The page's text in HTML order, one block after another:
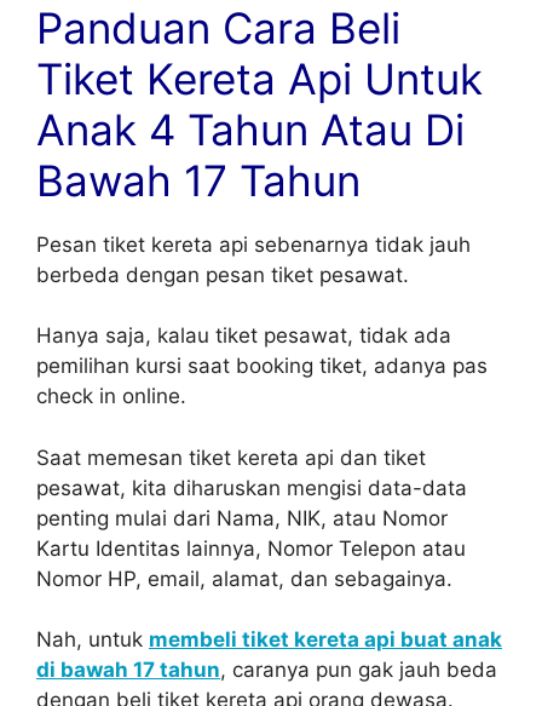
Panduan Cara Beli
Tiket Kereta Api Untuk
Anak 4 Tahun Atau Di
Bawah 17 Tahun
Pesan tiket kereta api sebenarnya tidak jauh
berbeda dengan pesan tiket pesawat.
Hanya saja, kalau tiket pesawat, tidak ada
pemilihan kursi saat booking tiket, adanya pas
check in online.
Saat memesan tiket kereta api dan tiket
pesawat, kita diharuskan mengisi data-data
penting mulai dari Nama, NIK, atau Nomor
Kartu Identitas lainnya, Nomor Telepon atau
Nomor HP, email, alamat, dan sebagainya.
Nah, untuk membeli tiket kereta api buat anak
di bawah 17 tahun, caranya pun gak jauh beda
dengan beli tiket kereta api orang dewasa.